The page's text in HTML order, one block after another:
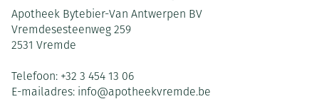
Apotheek Bytebier-Van Antwerpen BV
Vremdesesteenweg 259
2531 Vremde
Telefoon: +32 3 454 13 06
E-mailadres: info@apotheekvremde.be